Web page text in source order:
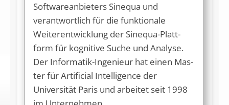
Softwareanbieters Sinequa und
verantwortlich für die funktio­nale
Weiter­entwicklung der Sinequa-Platt­
form für kognitive Su­che und Analyse.
Der In­formatik-In­ge­nieur hat ei­nen Mas­
ter für Artifici­al Intelligence der
Universität Paris und arbeitet seit 1998